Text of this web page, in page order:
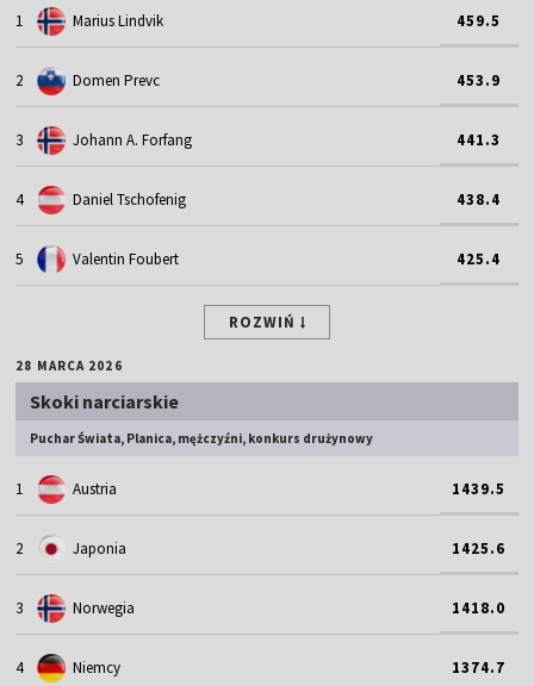
1 Marius Lindvik 459.5
2 Domen Prevc 453.9
3 Johann A. Forfang 441.3
4 Daniel Tschofenig 438.4
5 Valentin Foubert 425.4
ROZWIŃ
28 MARCA 2026
Skoki narciarskie
Puchar Świata, Planica, mężczyźni, konkurs drużynowy
1 Austria 1439.5
2 Japonia 1425.6
3 Norwegia 1418.0
4 Niemcy 1374.7